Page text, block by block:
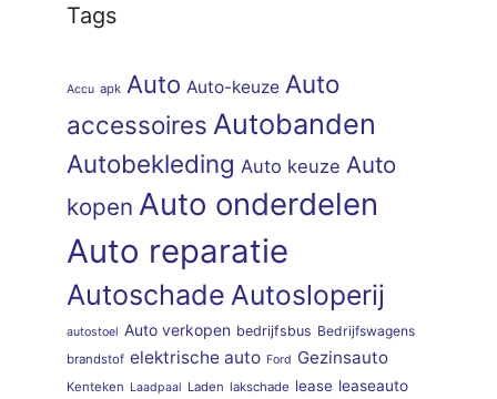
Tags
Accu apk Auto Auto-keuze Auto
accessoires Autobanden
Autobekleding Auto keuze Auto
kopen Auto onderdelen
Auto reparatie
Autoschade Autosloperij
autostoel Auto verkopen bedrijfsbus Bedrijfswagens
brandstof elektrische auto Ford Gezinsauto
Kenteken Laadpaal Laden lakschade lease leaseauto